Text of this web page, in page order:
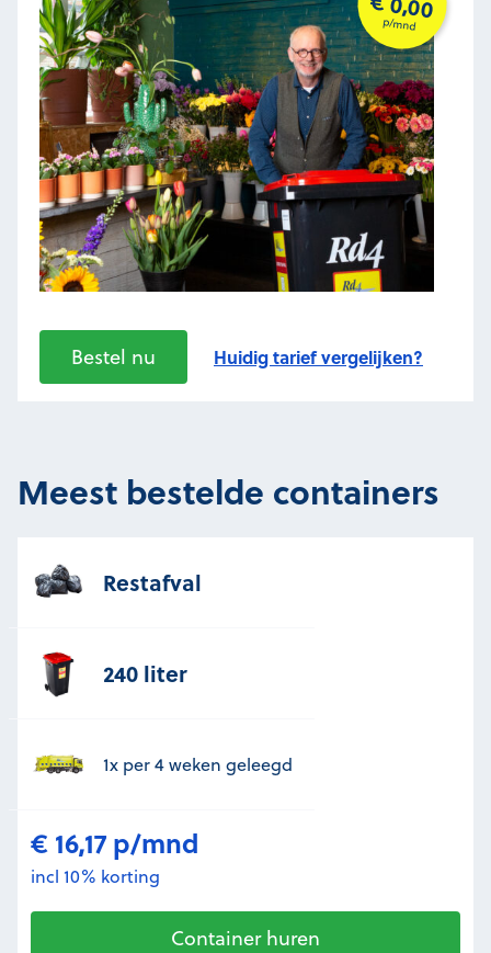
p/mnd
Bestel nu Huidig tarief vergelijken?
Meest bestelde containers
Restafval
240 liter
1x per 4 weken geleegd
€ 16,17 p/mnd
incl 10% korting
Container huren